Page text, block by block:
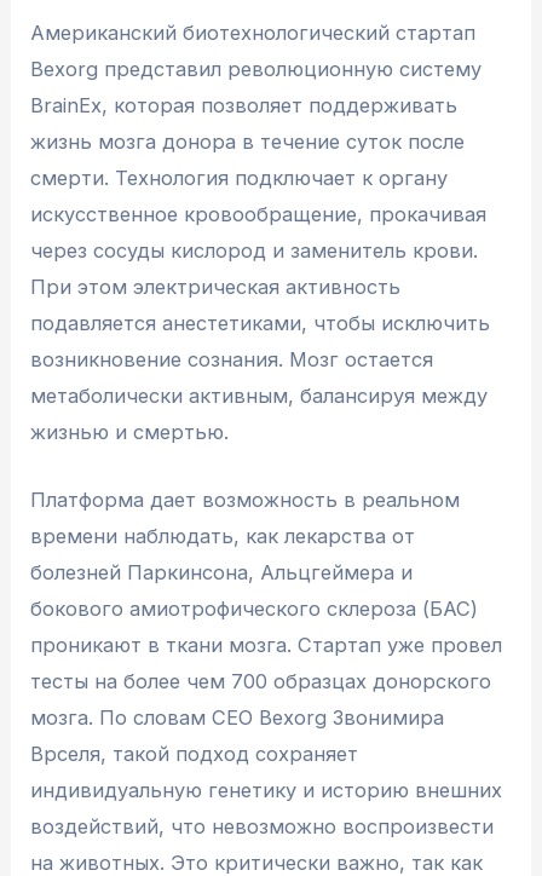
Американский биотехнологический стартап
Bexorg представил революционную систему
BrainEx, которая позволяет поддерживать
жизнь мозга донора в течение суток после
смерти. Технология подключает к органу
искусственное кровообращение, прокачивая
через сосуды кислород и заменитель крови.
При этом электрическая активность
подавляется анестетиками, чтобы исключить
возникновение сознания. Мозг остается
метаболически активным, балансируя между
жизнью и смертью.
Платформа дает возможность в реальном
времени наблюдать, как лекарства от
болезней Паркинсона, Альцгеймера и
бокового амиотрофического склероза (БАС)
проникают в ткани мозга. Стартап уже провел
тесты на более чем 700 образцах донорского
мозга. По словам CEO Bexorg Звонимира
Врселя, такой подход сохраняет
индивидуальную генетику и историю внешних
воздействий, что невозможно воспроизвести
на животных. Это критически важно, так как